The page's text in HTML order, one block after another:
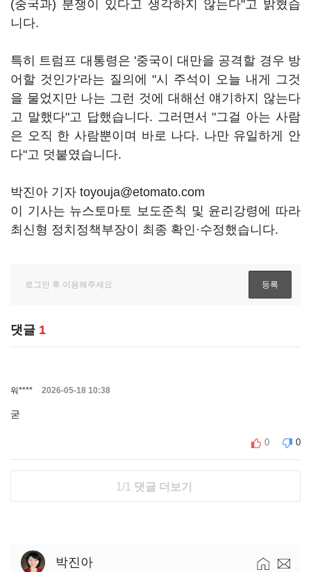
(중국과) 분쟁이 있다고 생각하지 않는다"고 밝혔습
니다.
특히 트럼프 대통령은 '중국이 대만을 공격할 경우 방
어할 것인가'라는 질의에 "시 주석이 오늘 내게 그것
을 물었지만 나는 그런 것에 대해선 얘기하지 않는다
고 말했다"고 답했습니다. 그러면서 "그걸 아는 사람
은 오직 한 사람뿐이며 바로 나다. 나만 유일하게 안
다"고 덧붙였습니다.
박진아 기자 toyouja@etomato.com
이 기사는 뉴스토마토 보도준칙 및 윤리강령에 따라
최신형 정치정책부장이 최종 확인·수정했습니다.
댓글 1
워**** 2026-05-18 10:38
굳
0 0
1/1 댓글 더보기
박진아